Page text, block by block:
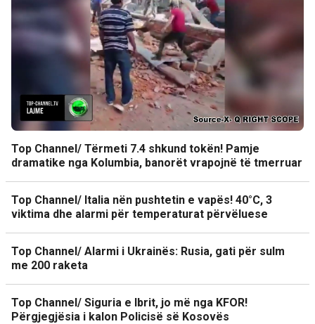
Top Channel/ Tërmeti 7.4 shkund tokën! Pamje
dramatike nga Kolumbia, banorët vrapojnë të tmerruar
Top Channel/ Italia nën pushtetin e vapës! 40°C, 3
viktima dhe alarmi për temperaturat përvëluese
Top Channel/ Alarmi i Ukrainës: Rusia, gati për sulm
me 200 raketa
Top Channel/ Siguria e Ibrit, jo më nga KFOR!
Përgjegjësia i kalon Policisë së Kosovës